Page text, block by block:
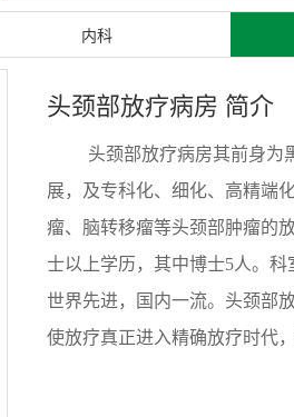
内科
头颈部放疗病房 简介
头颈部放疗病房其前身为
展，及专科化、细化、高精端
瘤、脑转移瘤等头颈部肿瘤的
士以上学历，其中博士5人。
世界先进，国内一流。头颈部
使放疗真正进入精确放疗时代
放射治疗（TOMO）更是代